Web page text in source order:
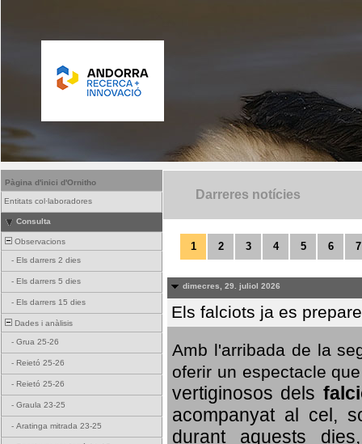
Pàgina d'inici d'Ornitho
Entitats col·laboradores
Consulta
Observacions
- Els darrers 2 dies
- Els darrers 5 dies
- Els darrers 15 dies
Dades i anàlisis
- Grua 25-26
- Reietó 25-26
- Reietó 25-26
- Graula 23-25
- Aratinga mitrada 23-25
Darreres notícies
1 2 3 4 5 6 7
dimecres, 29. juliol 2026
Els falciots ja es
Amb l'arribada de la
oferir un espectacle
vertiginosos dels
acompanyat al cel,
durant aquests